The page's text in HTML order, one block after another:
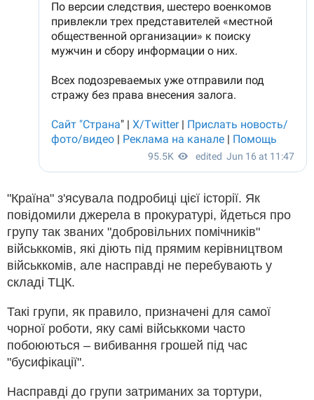
"Країна" з'ясувала подробиці цієї історії. Як
повідомили джерела в прокуратурі, йдеться про
групу так званих "добровільних помічників"
військкомів, які діють під прямим керівництвом
військкомів, але насправді не перебувають у
складі ТЦК.
Такі групи, як правило, призначені для самої
чорної роботи, яку самі військкоми часто
побоюються – вибивання грошей під час
"бусифікації".
Насправді до групи затриманих за тортури,